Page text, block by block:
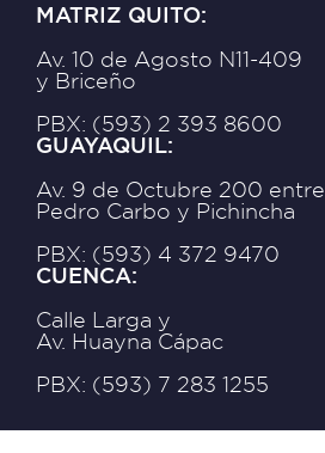
MATRIZ QUITO:
Av. 10 de Agosto N11-409
y Briceño
PBX: (593) 2 393 8600
GUAYAQUIL:
Av. 9 de Octubre 200 entre
Pedro Carbo y Pichincha
PBX: (593) 4 372 9470
CUENCA:
Calle Larga y
Av. Huayna Cápac
PBX: (593) 7 283 1255